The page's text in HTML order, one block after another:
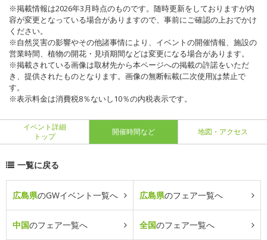
※掲載情報は2026年3月時点のものです。随時更新をしておりますが内
容が変更となっている場合がありますので、事前にご確認の上おでかけ
ください。
※自然災害の影響やその他諸事情により、イベントの開催情報、施設の
営業時間、植物の開花・見頃期間などは変更になる場合があります。
※掲載されている画像は取材先から本ページへの掲載の許諾をいただ
き、提供されたものとなります。画像の無断転載(二次使用)は禁止で
す。
※表示料金は消費税8％ないし10％の内税表示です。
イベント詳細
トップ
開催時間など 地図・アクセス
一覧に戻る
広島県のGWイベント一覧へ 広島県のフェア一覧へ
中国のフェア一覧へ 全国のフェア一覧へ